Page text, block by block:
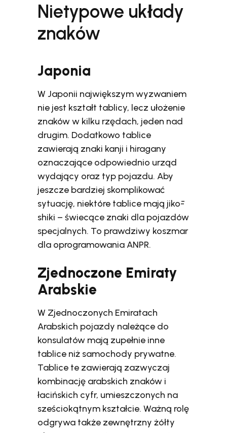
Nietypowe układy
znaków
Japonia
W Japonii największym wyzwaniem
nie jest kształt tablicy, lecz ułożenie
znaków w kilku rzędach, jeden nad
drugim. Dodatkowo tablice
zawierają znaki kanji i hiragany
oznaczające odpowiednio urząd
wydający oraz typ pojazdu. Aby
jeszcze bardziej skomplikować
sytuację, niektóre tablice mają jikō-
shiki – świecące znaki dla pojazdów
specjalnych. To prawdziwy koszmar
dla oprogramowania ANPR.
Zjednoczone Emiraty
Arabskie
W Zjednoczonych Emiratach
Arabskich pojazdy należące do
konsulatów mają zupełnie inne
tablice niż samochody prywatne.
Tablice te zawierają zazwyczaj
kombinację arabskich znaków i
łacińskich cyfr, umieszczonych na
sześciokątnym kształcie. Ważną rolę
odgrywa także zewnętrzny żółty